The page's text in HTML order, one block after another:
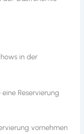
in der
Reservierung
vornehmen